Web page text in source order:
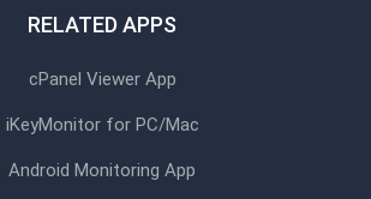
RELATED APPS
cPanel Viewer App
iKeyMonitor for PC/Mac
Android Monitoring App